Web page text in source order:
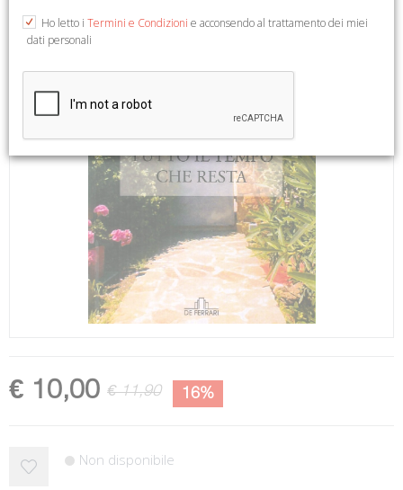
€ 10,00 € 11,90 16%
Non disponibile
Ho letto i Termini e Condizioni e acconsendo al trattamento dei miei
dati personali